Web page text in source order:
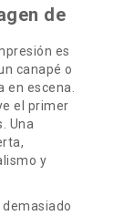
de
es
canapé o
en escena.
el primer
Una
y